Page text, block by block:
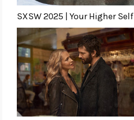
SXSW 2025 | Your Higher Self